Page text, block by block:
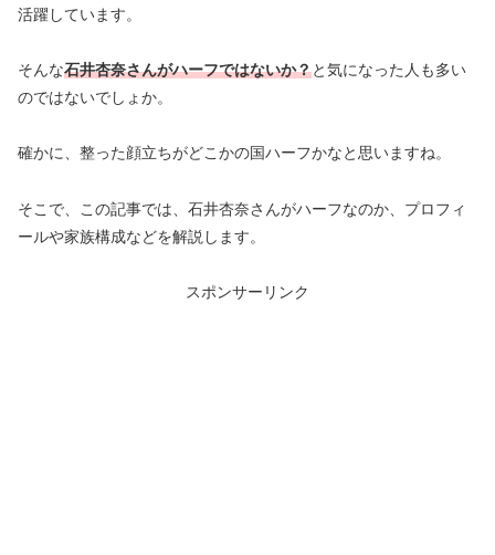
活躍しています。
そんな石井杏奈さんがハーフではないか？と気になった人も多い
のではないでしょか。
確かに、整った顔立ちがどこかの国ハーフかなと思いますね。
そこで、この記事では、石井杏奈さんがハーフなのか、プロフィ
ールや家族構成などを解説します。
スポンサーリンク